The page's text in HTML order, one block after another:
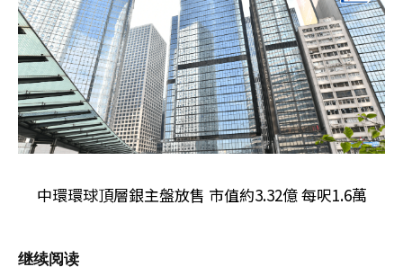
中環環球頂層銀主盤放售 市值約3.32億 每呎1.6萬
继续阅读